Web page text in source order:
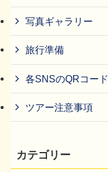
写真ギャラリー
旅行準備
各SNSのQRコード
ツアー注意事項
カテゴリー